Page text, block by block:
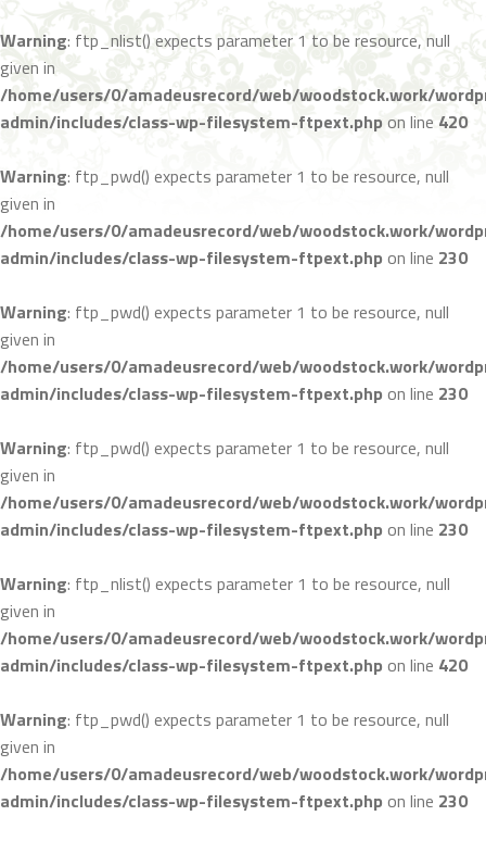
Warning: ftp_nlist() expects parameter 1 to be resource, null
given in
/home/users/0/amadeusrecord/web/woodstock.work/
admin/includes/class-wp-filesystem-ftpext.phpon line 420
Warning: ftp_pwd() expects parameter 1 to be resource, null
given in
/home/users/0/amadeusrecord/web/woodstock.work/
admin/includes/class-wp-filesystem-ftpext.php on line 230
Warning: ftp_pwd() expects parameter 1 to be resource, null
given in
/home/users/0/amadeusrecord/web/woodstock.work/
admin/includes/class-wp-filesystem-ftpext.php on line 230
Warning: ftp_pwd() expects parameter 1 to be resource, null
given in
/home/users/0/amadeusrecord/web/woodstock.work/
admin/includes/class-wp-filesystem-ftpext.php on line 230
Warning: ftp_nlist() expects parameter 1 to be resource, null
given in
/home/users/0/amadeusrecord/web/woodstock.work/
admin/includes/class-wp-filesystem-ftpext.php on line 420
Warning: ftp_pwd() expects parameter 1 to be resource, null
given in
/home/users/0/amadeusrecord/web/woodstock.work/
admin/includes/class-wp-filesystem-ftpext.php on line 230
コ
ン
テ
ン
ツ
へ
ス
キ
ッ
プ